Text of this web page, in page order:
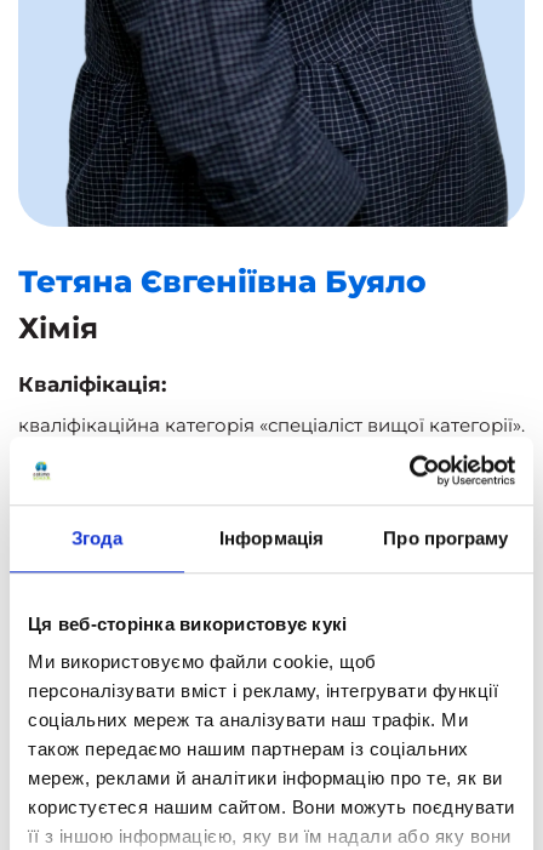
Згода Інформація Про програму
Ця веб-сторінка використовує кукі
Ми використовуємо файли cookie, щоб
персоналізувати вміст і рекламу, інтегрувати функції
соціальних мереж та аналізувати наш трафік. Ми
також передаємо нашим партнерам із соціальних
мереж, реклами й аналітики інформацію про те, як ви
користуєтеся нашим сайтом. Вони можуть поєднувати
її з іншою інформацією, яку ви їм надали або яку вони
Тетяна Євгеніївна Буяло
Хімія
Кваліфікація:
кваліфікаційна категорія «спеціаліст вищої категорії».
Педагогічне звання «старший вчитель», відмінник
освіти. Науковий ступінь – кандидат педагогічних
наук, доцент.
Освіта:
інститут імені О. Горького.
Має досвід роботи в закладах вищої освіти. Авторка
134 друкованих праць, серед яких наукові статті,
посібники для учителів і студентів, зокрема «Уроки
природознавства. 5 клас», «Уроки біології».
Переконана, що навчання в «Оптімі» формує й
розвиває найважливіші уміння кожної людини –
навчатися самостійно, планувати й організовувати